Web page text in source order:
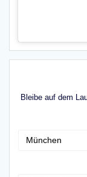
Bleibe auf dem